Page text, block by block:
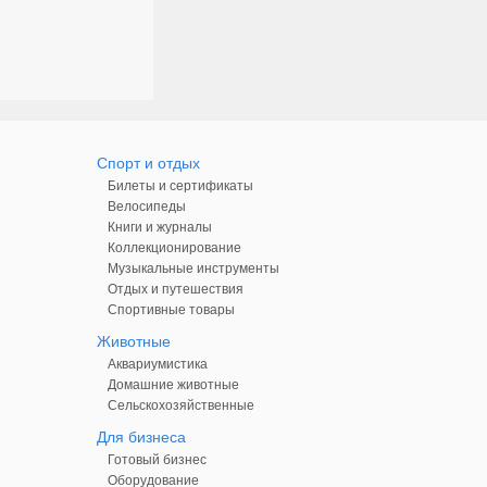
Спорт и отдых
Билеты и сертификаты
Велосипеды
Книги и журналы
Коллекционирование
Музыкальные инструменты
Отдых и путешествия
Спортивные товары
Животные
Аквариумистика
Домашние животные
Сельскохозяйственные
Для бизнеса
Готовый бизнес
Оборудование